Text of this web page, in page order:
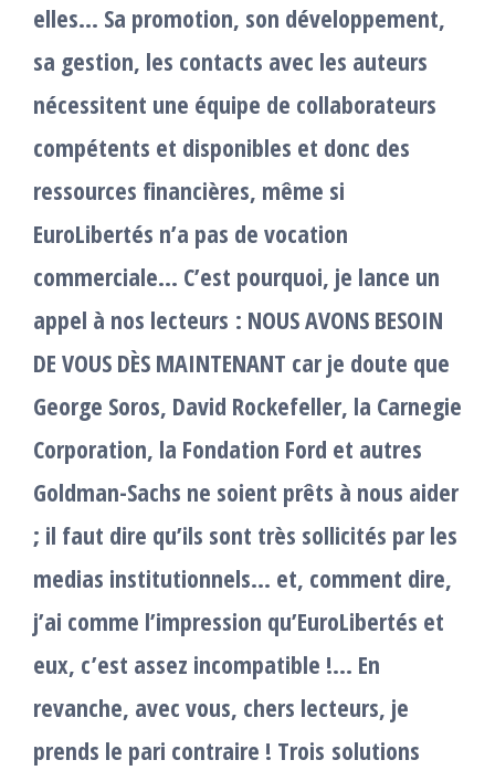
elles… Sa promotion, son développement,
sa gestion, les contacts avec les auteurs
nécessitent une équipe de collaborateurs
compétents et disponibles et donc des
ressources financières, même si
EuroLibertés n’a pas de vocation
commerciale… C’est pourquoi, je lance un
appel à nos lecteurs : NOUS AVONS BESOIN
DE VOUS DÈS MAINTENANT car je doute que
George Soros, David Rockefeller, la Carnegie
Corporation, la Fondation Ford et autres
Goldman-Sachs ne soient prêts à nous aider
; il faut dire qu’ils sont très sollicités par les
medias institutionnels… et, comment dire,
j’ai comme l’impression qu’EuroLibertés et
eux, c’est assez incompatible !… En
revanche, avec vous, chers lecteurs, je
prends le pari contraire ! Trois solutions